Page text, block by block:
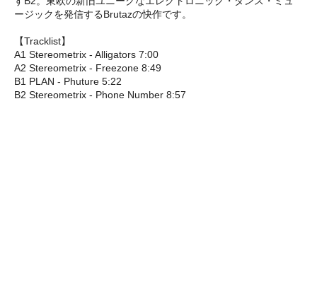
ージックを発信するBrutazの快作です。
【Tracklist】
A1 Stereometrix - Alligators 7:00
A2 Stereometrix - Freezone 8:49
B1 PLAN - Phuture 5:22
B2 Stereometrix - Phone Number 8:57